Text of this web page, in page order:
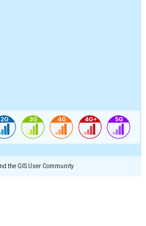
the GIS User Community